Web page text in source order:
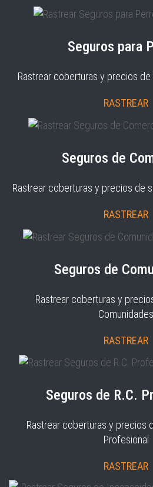
Seguros para
Rastrear coberturas y precios
RASTREAR
Seguros de
Rastrear coberturas y precios de
RASTREAR
Seguros de
Rastrear coberturas y
Comunidades
RASTREAR
Seguros de R.C.
Rastrear coberturas y precios
Profesional
RASTREAR